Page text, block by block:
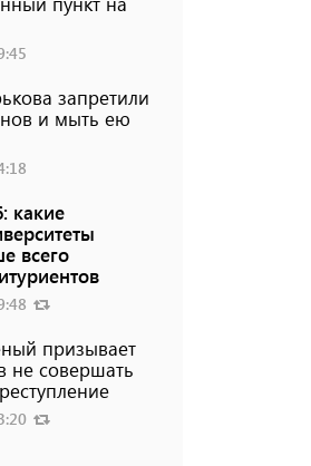
запретили
и мыть ею
какие
всего
призывает
не совершать